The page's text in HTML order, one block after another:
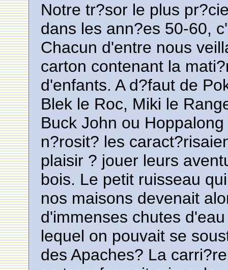
Notre tr?sor le plus
dans les ann?es 50-60,
Chacun d'entre nous
carton contenant la
d'enfants. A d?faut de
Blek le Roc, Miki le
Buck John ou
n?rosit? les
plaisir ? jouer leurs
bois. Le petit ruisseau
nos maisons devenait
d'immenses chutes
lequel on pouvait se
des Apaches? La